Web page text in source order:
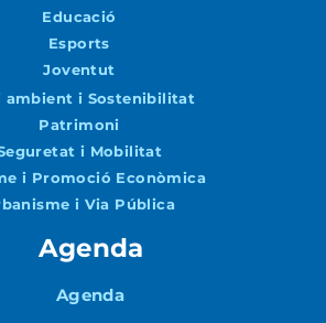
Educació
Esports
Joventut
ambient i Sostenibilitat
Patrimoni
i Mobilitat
i Promoció Econòmica
i Via Pública
Agenda
Agenda